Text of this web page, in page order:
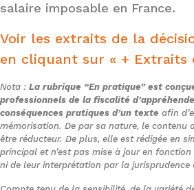
salaire imposable en France.
Voir les extraits de la
en cliquant sur « + Extraits
Nota : La rubrique “En pratique” est
professionnels de la fiscalité
conséquences pratiques d’un texte afin
mémorisation. De par sa nature, le contenu
être réducteur. De plus, elle est rédigée en
principal et n’est pas mise à jour en fonction
ni de leur interprétation par la jurisprudence